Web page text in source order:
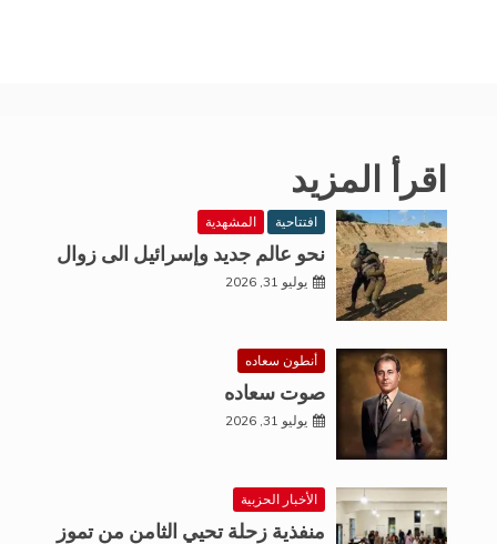
اقرأ المزيد
افتتاحية المشهدية
نحو عالم جديد وإسرائيل الى زوال
يوليو 31, 2026
أنطون سعاده
صوت سعاده
يوليو 31, 2026
الأخبار الحزبية
منفذية زحلة تحيي الثامن من تموز